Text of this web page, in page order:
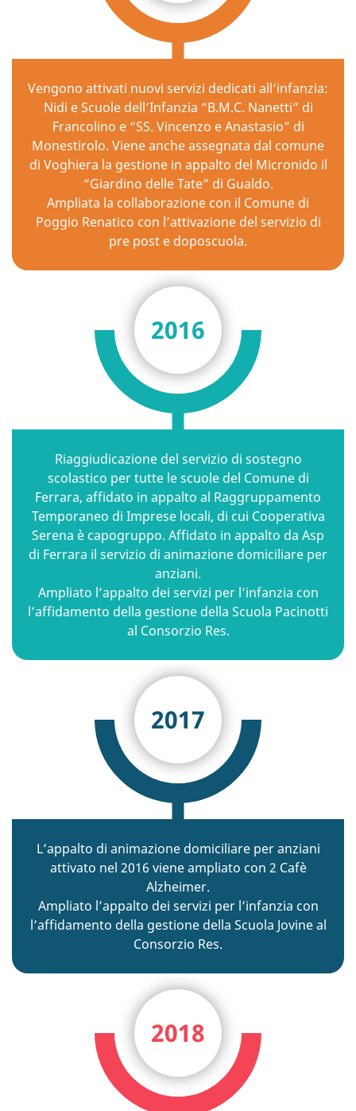
Vengono attivati nuovi servizi dedicati all’infanzia:
Nidi e Scuole dell’Infanzia “B.M.C. Nanetti” di
Francolino e “SS. Vincenzo e Anastasio” di
Monestirolo. Viene anche assegnata dal comune
di Voghiera la gestione in appalto del Micronido il
“Giardino delle Tate” di Gualdo.
Ampliata la collaborazione con il Comune di
Poggio Renatico con l’attivazione del servizio di
pre post e doposcuola.
2016
Riaggiudicazione del servizio di sostegno
scolastico per tutte le scuole del Comune di
Ferrara, affidato in appalto al Raggruppamento
Temporaneo di Imprese locali, di cui Cooperativa
Serena è capogruppo. Affidato in appalto da Asp
di Ferrara il servizio di animazione domiciliare per
anziani.
Ampliato l’appalto dei servizi per l’infanzia con
l’affidamento della gestione della Scuola Pacinotti
al Consorzio Res.
2017
L’appalto di animazione domiciliare per anziani
attivato nel 2016 viene ampliato con 2 Cafè
Alzheimer.
Ampliato l’appalto dei servizi per l’infanzia con
l’affidamento della gestione della Scuola Jovine al
Consorzio Res.
2018